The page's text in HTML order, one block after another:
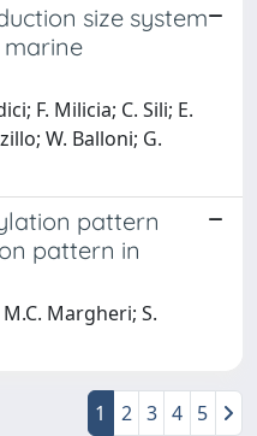
size system
F. Milicia; C. Sili; E.
W. Balloni; G.
pattern
pattern in
Margheri; S.
1 2 3 4 5